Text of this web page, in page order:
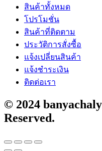
สินค้าทั้งหมด
โปรโมชั่น
สินค้าที่ติดตาม
ประวัติการสั่งซื้อ
แจ้งเปลี่ยนสินค้า
แจ้งชำระเงิน
ติดต่อเรา
© 2024
Reserved.